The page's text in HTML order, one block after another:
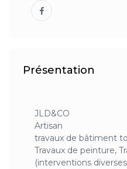
Présentation
JLD&CO
Artisan
travaux de bâtiment
Travaux de peinture,
(interventions